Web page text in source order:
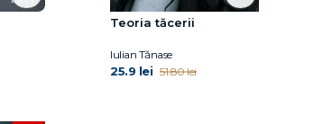
Teoria tăcerii
Iulian Tănase
25.9 lei 51.80 lei